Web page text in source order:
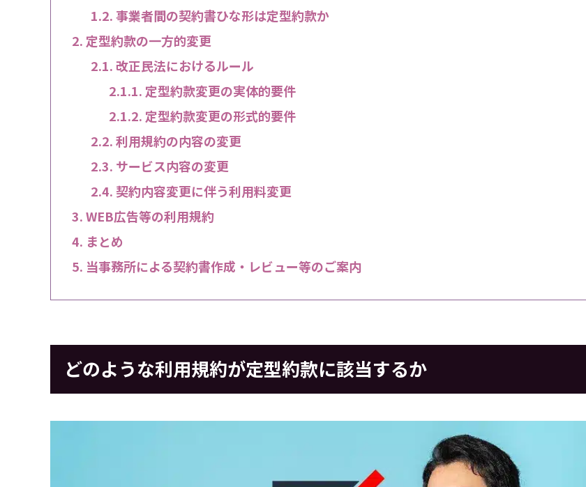
事業者間の契約書ひな形は定型約款か
定型約款の一方的変更
改正民法におけるルール
定型約款変更の実体的要件
定型約款変更の形式的要件
利用規約の内容の変更
サービス内容の変更
契約内容変更に伴う利用料変更
WEB広告等の利用規約
まとめ
当事務所による契約書作成・レビュー等のご案内
どのような利用規約が定型約款に該当するか